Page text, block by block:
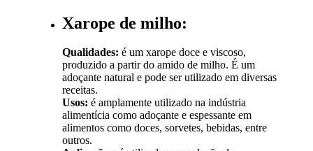
Xarope de milho:
Qualidades: é um xarope doce e viscoso,
produzido a partir do amido de milho. É um
adoçante natural e pode ser utilizado em diversas
receitas.
Usos: é amplamente utilizado na indústria
alimentícia como adoçante e espessante em
alimentos como doces, sorvetes, bebidas, entre
outros.